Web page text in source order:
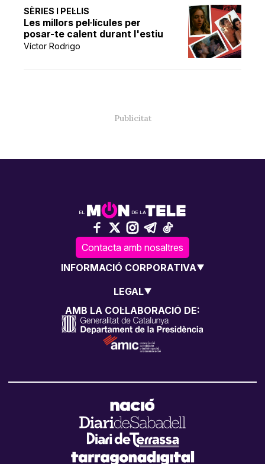
SÈRIES I PEL·LIS
Les millors pel·lícules per
posar-te calent durant l'estiu
Víctor Rodrigo
Contacta amb nosaltres
INFORMACIÓ CORPORATIVA
LEGAL
AMB LA COL·LABORACIÓ DE: